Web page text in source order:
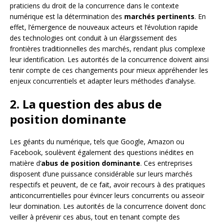
praticiens du droit de la concurrence dans le contexte
numérique est la détermination des marchés pertinents. En
effet, l’émergence de nouveaux acteurs et l’évolution rapide
des technologies ont conduit à un élargissement des
frontières traditionnelles des marchés, rendant plus complexe
leur identification. Les autorités de la concurrence doivent ainsi
tenir compte de ces changements pour mieux appréhender les
enjeux concurrentiels et adapter leurs méthodes d’analyse.
2. La question des abus de
position dominante
Les géants du numérique, tels que Google, Amazon ou
Facebook, soulèvent également des questions inédites en
matière d’abus de position dominante. Ces entreprises
disposent d’une puissance considérable sur leurs marchés
respectifs et peuvent, de ce fait, avoir recours à des pratiques
anticoncurrentielles pour évincer leurs concurrents ou asseoir
leur domination. Les autorités de la concurrence doivent donc
veiller à prévenir ces abus, tout en tenant compte des